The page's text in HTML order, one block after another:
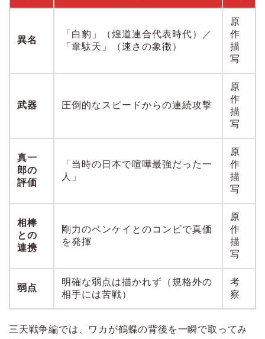
異名
「白豹」（煌道連合代表時代）／
「韋駄天」（速さの象徴）
原
作
描
写
武器 圧倒的なスピードからの連続攻撃
原
作
描
写
真一
郎の
評価
「当時の日本で喧嘩最強だった一
人」
原
作
描
写
相棒
との
連携
剛力のベンケイとのコンビで真価
を発揮
原
作
描
写
弱点
明確な弱点は描かれず（規格外の
相手には苦戦）
考
察
三天戦争編では、ワカが鶴蝶の背後を一瞬で取ってみ